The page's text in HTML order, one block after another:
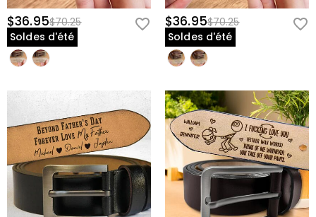
$36.95$70.25
Soldes d'été
$36.95$70.25
Soldes d'été